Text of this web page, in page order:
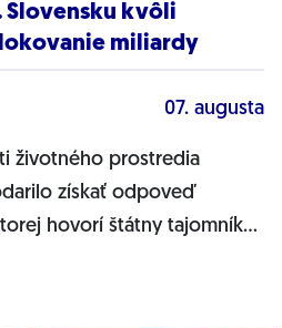
Slovensku kvôli
miliardy
07. augusta
životného prostredia
získať odpoveď
hovorí štátny tajomník
jednoznačne...